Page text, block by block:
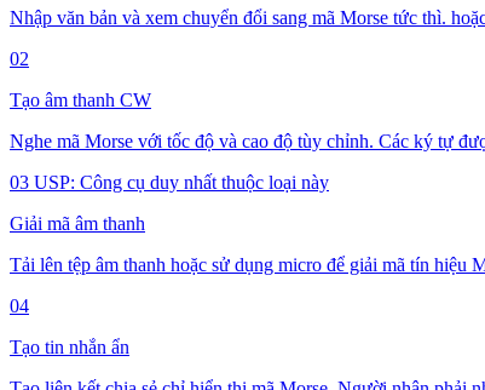
Nhập văn bản và xem chuyển đổi sang mã Morse tức thì.
02
Tạo âm thanh CW
Nghe mã Morse với tốc độ và cao độ tùy chỉnh. Các ký tự
03 USP: Công cụ duy nhất thuộc loại này
Giải mã âm thanh
Tải lên tệp âm thanh hoặc sử dụng micro để giải mã tín hiệu
04
Tạo tin nhắn ẩn